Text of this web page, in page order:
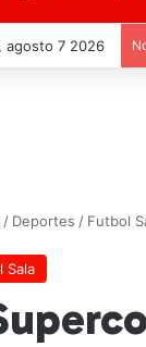
agosto 7 2026
/ Deportes / Futbol
Sala